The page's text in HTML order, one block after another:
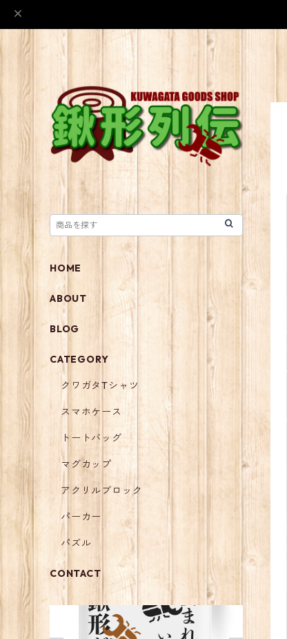
HOME
ABOUT
BLOG
CATEGORY
クワガタTシャツ
スマホケース
トートバッグ
マグカップ
アクリルブロック
パーカー
パズル
CONTACT